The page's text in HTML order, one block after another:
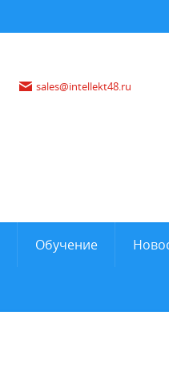
sales@intellekt48.ru
Обучение